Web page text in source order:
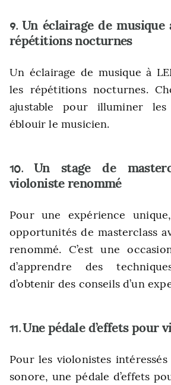
9. Un éclairage de
répétitions nocturnes
Un éclairage de musique à
les répétitions nocturnes.
ajustable pour illuminer
éblouir le musicien.
10. Un stage de
violoniste renommé
Pour une expérience
opportunités de masterclass
renommé. C’est une
d’apprendre des
d’obtenir des conseils d’un
11.Une pédale d’effets pour
Pour les violonistes
sonore, une pédale d’effets